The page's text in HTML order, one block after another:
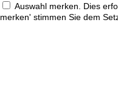
Auswahl merken. Dies
merken' stimmen Sie dem